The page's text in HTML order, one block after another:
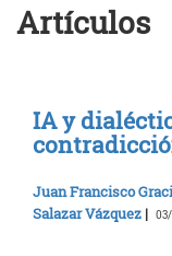
Artículos
IA y
Juan Francisco
Salazar Vázquez |